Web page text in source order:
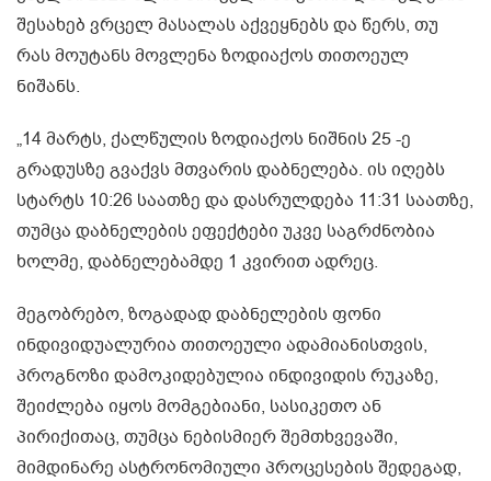
შესახებ ვრცელ მასალას აქვეყნებს და წერს, თუ
რას მოუტანს მოვლენა ზოდიაქოს თითოეულ
ნიშანს.
„14 მარტს, ქალწულის ზოდიაქოს ნიშნის 25 -ე
გრადუსზე გვაქვს მთვარის დაბნელება. ის იღებს
სტარტს 10:26 საათზე და დასრულდება 11:31 საათზე,
თუმცა დაბნელების ეფექტები უკვე საგრძნობია
ხოლმე, დაბნელებამდე 1 კვირით ადრეც.
მეგობრებო, ზოგადად დაბნელების ფონი
ინდივიდუალურია თითოეული ადამიანისთვის,
პროგნოზი დამოკიდებულია ინდივიდის რუკაზე,
შეიძლება იყოს მომგებიანი, სასიკეთო ან
პირიქითაც, თუმცა ნებისმიერ შემთხვევაში,
მიმდინარე ასტრონომიული პროცესების შედეგად,